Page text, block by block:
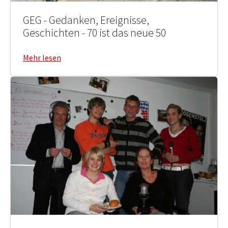
GEG - Gedanken, Ereignisse,
Geschichten - 70 ist das neue 50
Mehr lesen